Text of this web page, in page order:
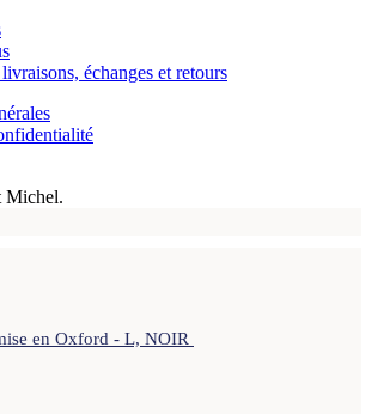
échanges et retours
Michel.
en Oxford - L, NOIR